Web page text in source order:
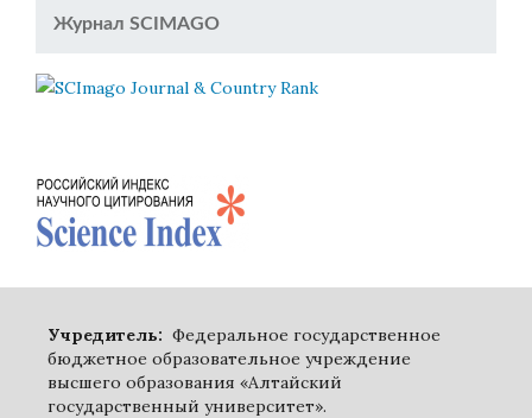
Журнал SCIMAGO
Учредитель: Федеральное государственное
бюджетное образовательное учреждение
высшего образования «Алтайский
государственный университет».